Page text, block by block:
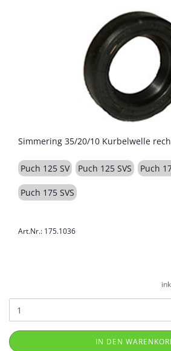
Simmering 35/20/10 Kurbelwelle
Puch 125 SV Puch 125 SVS Puch
Puch 175 SVS
Art.Nr.: 175.1036
IN DEN